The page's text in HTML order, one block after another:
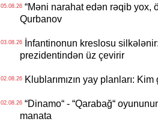
05.08.26“Məni narahat edən rəqib yox,
Qurbanov
03.08.26İnfantinonun kreslosu
prezidentindən üz çevirir
02.08.26Klublarımızın yay planları:
02.08.26“Dinamo“ - “Qarabağ“
manata